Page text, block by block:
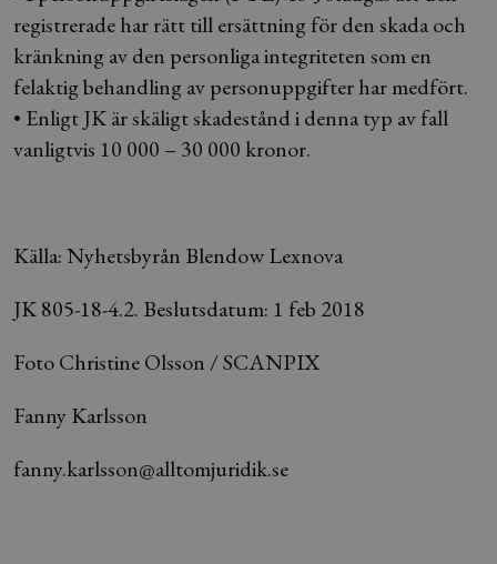
registrerade har rätt till ersättning för den skada och
kränkning av den personliga integriteten som en
felaktig behandling av personuppgifter har medfört.
• Enligt JK är skäligt skadestånd i denna typ av fall
vanligtvis 10 000 – 30 000 kronor.
Källa: Nyhetsbyrån Blendow Lexnova
JK 805-18-4.2. Beslutsdatum: 1 feb 2018
Foto Christine Olsson / SCANPIX
Fanny Karlsson
fanny.karlsson@alltomjuridik.se